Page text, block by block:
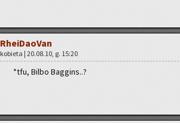
Rhe­iDa­oVan
ko­bie­ta | 20.08.10, g. 15:20
*tfu, Bilbo Bag­gins..?